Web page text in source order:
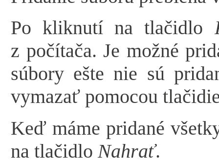
Po kliknutí na tlačidlo
z počítača. Je možné
súbory ešte nie sú
vymazať pomocou
Keď máme pridané
na tlačidlo Nahrať.